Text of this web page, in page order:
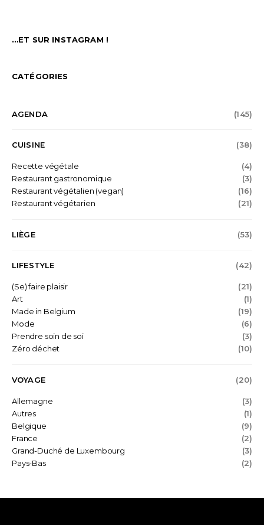
…ET SUR INSTAGRAM !
CATÉGORIES
AGENDA (145)
CUISINE (38)
Recette végétale
(4)
Restaurant gastronomique
(3)
Restaurant végétalien (vegan)
(16)
Restaurant végétarien
(21)
LIÈGE (53)
LIFESTYLE (42)
(Se) faire plaisir
(21)
Art
(1)
Made in Belgium
(19)
Mode
(6)
Prendre soin de soi
(3)
Zéro déchet
(10)
VOYAGE (20)
Allemagne
(3)
Autres
(1)
Belgique
(9)
France
(2)
Grand-Duché de Luxembourg
(3)
Pays-Bas
(2)